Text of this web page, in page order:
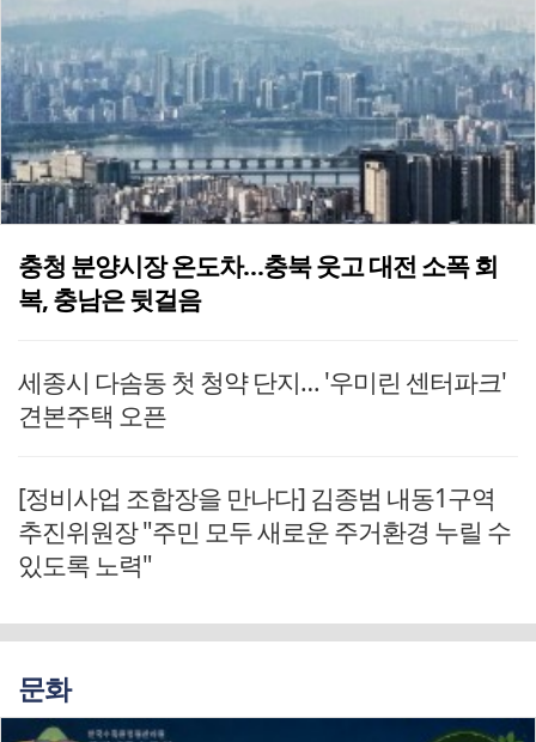
충청 분양시장 온도차…충북 웃고 대전 소폭 회
복, 충남은 뒷걸음
세종시 다솜동 첫 청약 단지… '우미린 센터파크'
견본주택 오픈
[정비사업 조합장을 만나다] 김종범 내동1구역
추진위원장 "주민 모두 새로운 주거환경 누릴 수
있도록 노력"
문화